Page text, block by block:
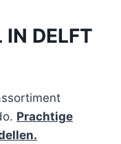
IN DELFT
Prachtige